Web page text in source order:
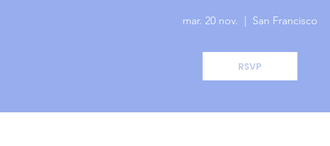
mar. 20 nov. San Francisco
RSVP